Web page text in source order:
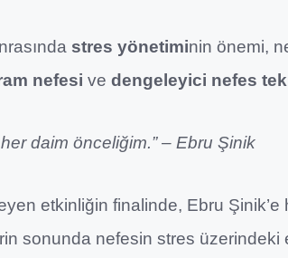
stres yönetiminin önemi,
nefesi ve dengeleyici nefes
daim önceliğim.” – Ebru Şinik
etkinliğin finalinde, Ebru
sonunda nefesin stres